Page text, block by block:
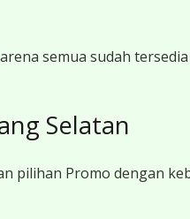
semua sudah
Selatan
pilihan Promo dengan